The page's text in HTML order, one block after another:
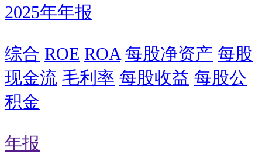
2025年年报
综合 ROE ROA 每股净资产 每股
现金流 毛利率 每股收益 每股公
积金
年报